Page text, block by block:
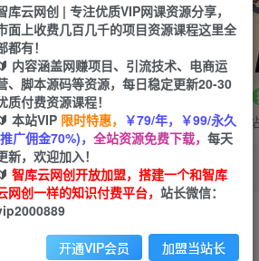
VIP推广
70%分佣
员专属推广链接
招募站长
没有废话，没有套路
库云网创 | 专注优质VIP网课资源分享，
面上收费几百几千的项目资源课程这里全
都有！
内容涵盖网赚项目、引流技术、电商运
、脚本源码等资源，每日稳定更新20-30
质付费资源课程！
本站VIP 限时特惠， ￥79/年，￥99/永久
广佣金70%)， 全站资源免费下载， 每天
新，欢迎加入！
智库云网创开放加盟，搭建一个和智库
网创一样的知识付费平台， 站长微信：
开通VIP会员 加盟当站长